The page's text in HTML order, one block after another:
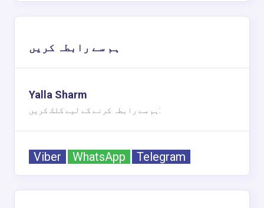
ہم سے رابطہ کریں
Yalla Sharm
ہم سے رابطہ کرنے کے لیے کلک کریں:
Viber WhatsApp Telegram